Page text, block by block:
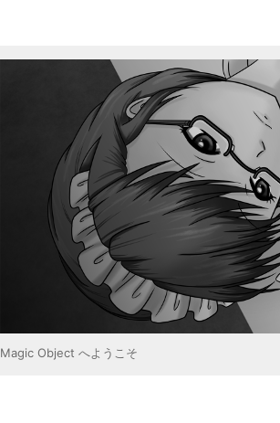
Magic Object へようこそ